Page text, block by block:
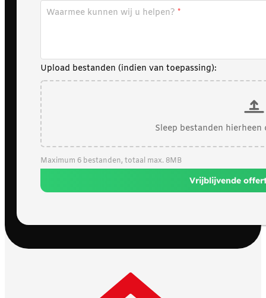
Waarmee kunnen wij u helpen?
Upload bestanden (indien van toepassing):
Sleep bestanden
Maximum 6 bestanden, totaal max. 8MB
Vrijblijvende